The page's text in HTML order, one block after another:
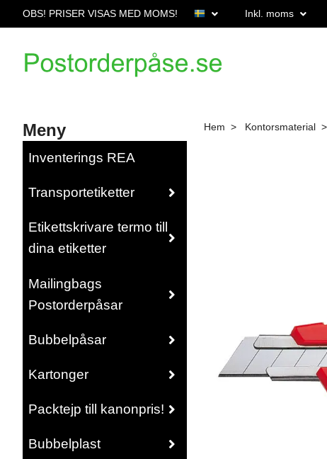
OBS! PRISER VISAS MED MOMS! Inkl. moms
Meny
Inventerings REA
Transportetiketter
Etikettskrivare termo till
dina etiketter
Mailingbags
Postorderpåsar
Bubbelpåsar
Kartonger
Packtejp till kanonpris!
Bubbelplast
Hem Kontorsmaterial